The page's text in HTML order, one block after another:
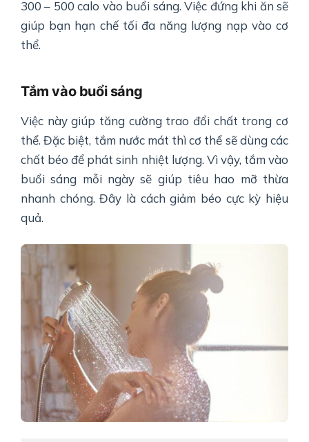
300 – 500 calo vào buổi sáng. Việc đứng khi ăn sẽ
giúp bạn hạn chế tối đa năng lượng nạp vào cơ
thể.
Tắm vào buổi sáng
Việc này giúp tăng cường trao đổi chất trong cơ
thể. Đặc biệt, tắm nước mát thì cơ thể sẽ dùng các
chất béo để phát sinh nhiệt lượng. Vì vậy, tắm vào
buổi sáng mỗi ngày sẽ giúp tiêu hao mỡ thừa
nhanh chóng. Đây là cách giảm béo cực kỳ hiệu
quả.